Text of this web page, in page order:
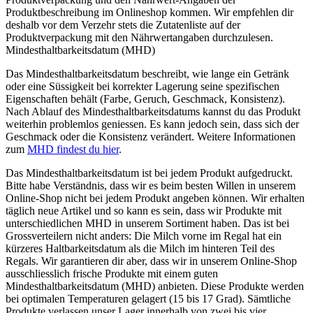
Produktbeschreibung im Onlineshop kommen. Wir empfehlen dir
deshalb vor dem Verzehr stets die Zutatenliste auf der
Produktverpackung mit den Nährwertangaben durchzulesen.
Mindesthaltbarkeitsdatum (MHD)
Das Mindesthaltbarkeitsdatum beschreibt, wie lange ein Getränk
oder eine Süssigkeit bei korrekter Lagerung seine spezifischen
Eigenschaften behält (Farbe, Geruch, Geschmack, Konsistenz).
Nach Ablauf des Mindesthaltbarkeitsdatums kannst du das Produkt
weiterhin problemlos geniessen. Es kann jedoch sein, dass sich der
Geschmack oder die Konsistenz verändert. Weitere Informationen
zum MHD findest du hier.
Das Mindesthaltbarkeitsdatum ist bei jedem Produkt aufgedruckt.
Bitte habe Verständnis, dass wir es beim besten Willen in unserem
Online-Shop nicht bei jedem Produkt angeben können. Wir erhalten
täglich neue Artikel und so kann es sein, dass wir Produkte mit
unterschiedlichen MHD in unserem Sortiment haben. Das ist bei
Grossverteilern nicht anders: Die Milch vorne im Regal hat ein
kürzeres Haltbarkeitsdatum als die Milch im hinteren Teil des
Regals. Wir garantieren dir aber, dass wir in unserem Online-Shop
ausschliesslich frische Produkte mit einem guten
Mindesthaltbarkeitsdatum (MHD) anbieten. Diese Produkte werden
bei optimalen Temperaturen gelagert (15 bis 17 Grad). Sämtliche